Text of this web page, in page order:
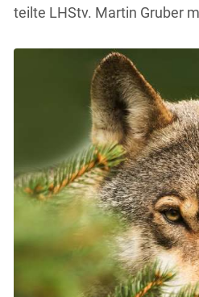
teilte LHStv. Martin Gruber